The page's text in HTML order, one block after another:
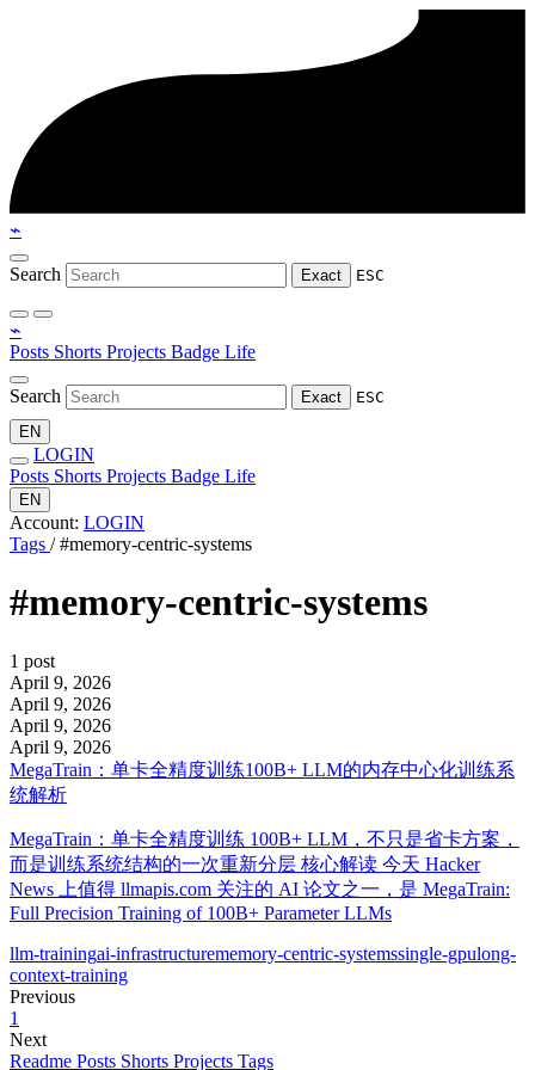
⌁
Search Exact ESC
⌁
Posts Shorts Projects Badge Life
Search Exact
ESC
EN
LOGIN
Posts Shorts Projects Badge Life
EN
Account: LOGIN
Tags / #memory-centric-systems
#memory-centric-systems
1 post
April 9, 2026
April 9, 2026
April 9, 2026
April 9, 2026
MegaTrain：单卡全精度训练100B+ LLM的内存中心化训练系
统解析
MegaTrain：单卡全精度训练 100B+ LLM，不只是省卡方案，
而是训练系统结构的一次重新分层 核心解读 今天 Hacker
News 上值得 llmapis.com 关注的 AI 论文之一，是 MegaTrain:
Full Precision Training of 100B+ Parameter LLMs
llm-trainingai-infrastructurememory-centric-systemssingle-gpulong-
context-training
Previous
1
Next
Readme Posts Shorts Projects Tags